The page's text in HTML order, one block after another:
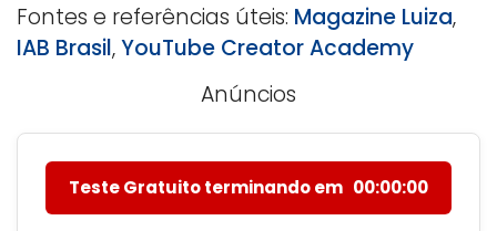
Fontes e referências úteis: Magazine Luiza,
IAB Brasil,YouTube Creator Academy
Anúncios
Teste Gratuito terminando em 00:00:00